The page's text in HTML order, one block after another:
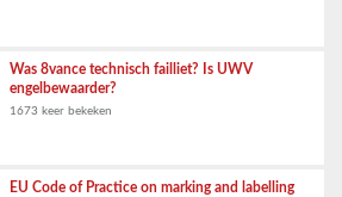
Was 8vance technisch failliet? Is UWV
engelbewaarder?
1673 keer bekeken
EU Code of Practice on marking and labelling